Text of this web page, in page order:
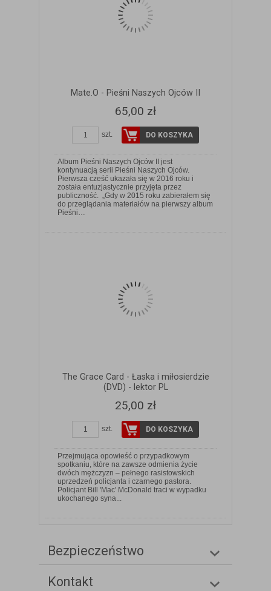
Mate.O - Pieśni Naszych Ojców II
65,00 zł
szt. DO KOSZYKA
Album Pieśni Naszych Ojców II jest
kontynuacją serii Pieśni Naszych Ojców.
Pierwsza cześć ukazała się w 2016 roku i
została entuzjastycznie przyjęta przez
publiczność. „Gdy w 2015 roku zabierałem się
do przeglądania materiałów na pierwszy album
Pieśni…
ZOBACZ SZCZEGÓŁY
The Grace Card - Łaska i miłosierdzie
(DVD) - lektor PL
25,00 zł
szt. DO KOSZYKA
Przejmująca opowieść o przypadkowym
spotkaniu, które na zawsze odmienia życie
dwóch mężczyzn – pełnego rasistowskich
uprzedzeń policjanta i czarnego pastora.
Policjant Bill 'Mac' McDonald traci w wypadku
ukochanego syna...
Bezpieczeństwo
Kontakt